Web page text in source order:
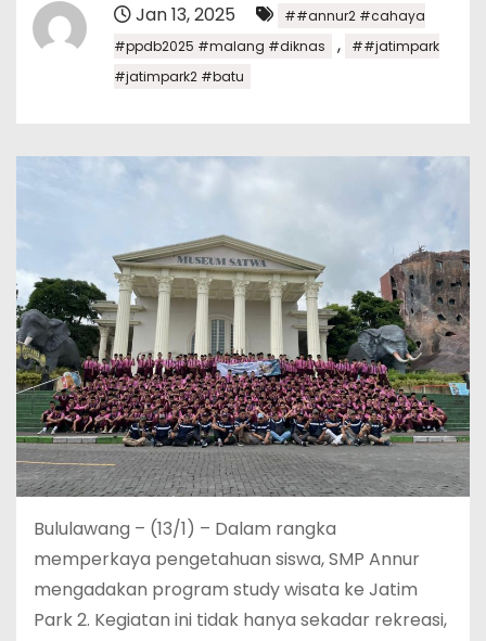
Jan 13, 2025
##annur2 #cahaya
#ppdb2025 #malang #diknas
,
##jatimpark
#jatimpark2 #batu
Bululawang – (13/1) – Dalam rangka
memperkaya pengetahuan siswa, SMP Annur
mengadakan program study wisata ke Jatim
Park 2. Kegiatan ini tidak hanya sekadar rekreasi,